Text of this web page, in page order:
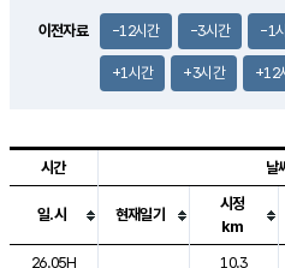
이전자료 -12시간 -3시간 -1
+1시간 +3시간 +12
도시별 기상실황표로 지점, 날씨, 기
시간 날
일.시 현재일기
시정
km
26.05H
10.3